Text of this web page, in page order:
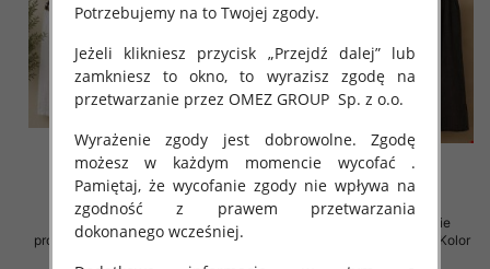
Spodnie damskie (Włoskie
produkt) Roz Standard, Mix Kolor
Spodnie damskie (Włoskie
produkt) Roz Standard, Mix Kolor
Potrzebujemy na to Twojej zgody.
Jeżeli klikniesz przycisk „Przejdź dalej” lub
zamkniesz to okno, to wyrazisz zgodę na
przetwarzanie przez OMEZ GROUP Sp. z o.o.
Wyrażenie zgody jest dobrowolne. Zgodę
możesz w każdym momencie wycofać .
Pamiętaj, że wycofanie zgody nie wpływa na
zgodność z prawem przetwarzania
dokonanego wcześniej.